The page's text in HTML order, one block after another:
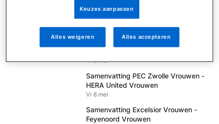
Samenvatting NAC Breda Vrouwen -
FC Twente Vrouwen
Vr 8 mei
Samenvatting PSV Vrouwen - ADO
Vr 8 mei
Samenvatting PEC Zwolle Vrouwen -
HERA United Vrouwen
Vr 8 mei
Samenvatting Excelsior Vrouwen -
Feyenoord Vrouwen
Keuzes aanpassen
Alles weigeren Alles accepteren